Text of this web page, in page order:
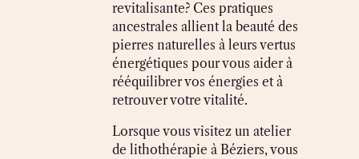
revitalisante? Ces pratiques
ancestrales allient la beauté des
pierres naturelles à leurs vertus
énergétiques pour vous aider à
rééquilibrer vos énergies et à
retrouver votre vitalité.
Lorsque vous visitez un atelier
de lithothérapie à Béziers, vous